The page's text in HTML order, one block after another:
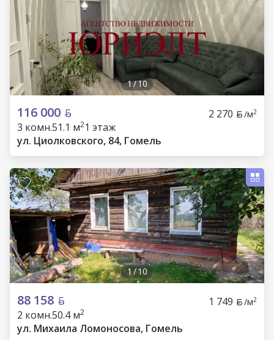
1/10
116 000 2 270 /м2
3 комн.51.1 м21 этаж
ул. Циолковского, 84, Гомель
1/10
88 158 1 749 /м2
2 комн.50.4 м2
ул. Михаила Ломоносова, Гомель